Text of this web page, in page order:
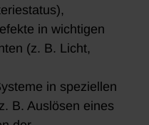
in wichtigen
(z. B. Licht,
in speziellen
B. Auslösen eines